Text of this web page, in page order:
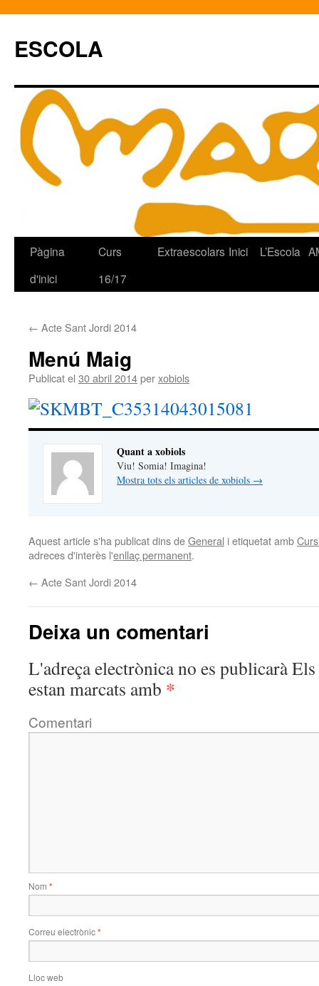
ESCOLA
Vés
Pàgina
d'inici
Curs
16/17
Extraescolars Inici L’Escola
← Acte Sant Jordi 2014
Menú Maig
Publicat el 30 abril 2014perxobiols
Quant a xobiols
Viu! Somia! Imagina!
Mostra tots els articles de xobiols →
Aquest article s'ha publicat dins deGeneral i etiquetat amb
adreces d'interès l'enllaç permanent.
← Acte Sant Jordi 2014
Deixa un comentari
L'adreça electrònica no es publicaràEls
estan marcats amb *
Comentari
Nom *
Correu electrònic*
Lloc web